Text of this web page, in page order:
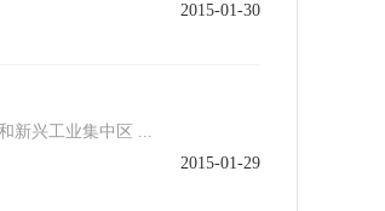
2015-01-30
新兴工业集中区 ...
2015-01-29